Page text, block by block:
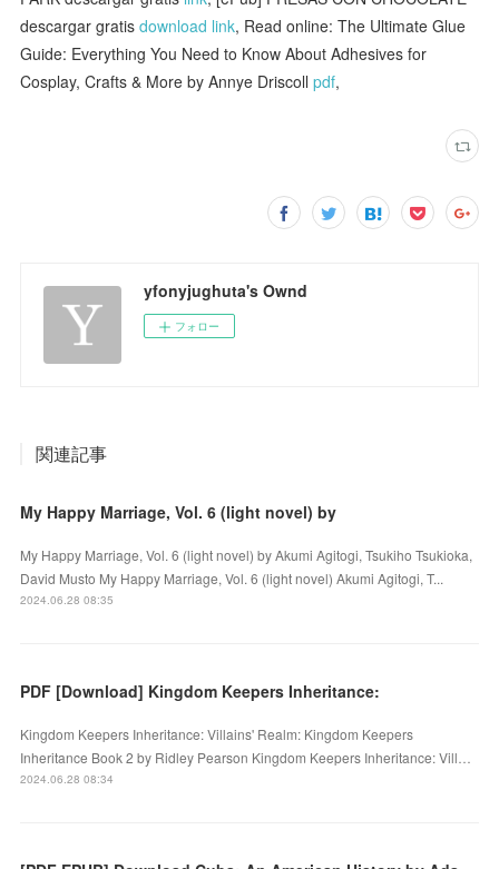
descargar gratisdownload link, Read online: The Ultimate Glue
Guide: Everything You Need to Know About Adhesives for
Cosplay, Crafts & More by Annye Driscollpdf,
yfonyjughuta's Ownd
フォロー
関連記事
My Happy Marriage, Vol. 6 (light novel) by
My Happy Marriage, Vol. 6 (light novel) by Akumi Agitogi, Tsukiho Tsukioka,
David Musto My Happy Marriage, Vol. 6 (light novel) Akumi Agitogi, T...
2024.06.28 08:35
PDF [Download] Kingdom Keepers Inheritance:
Kingdom Keepers Inheritance: Villains' Realm: Kingdom Keepers
Inheritance Book 2 by Ridley Pearson Kingdom Keepers Inheritance: Vill…
2024.06.28 08:34